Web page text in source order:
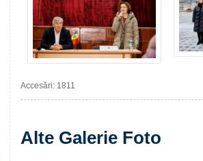
Accesări: 1811
Alte Galerie Foto